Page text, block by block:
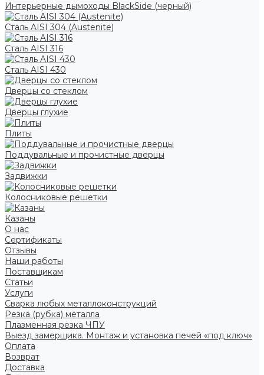
Интерьерные дымоходы BlackSide (черный)
Сталь AISI 304 (Austenite)
Сталь AISI 316
Сталь AISI 430
Дверцы со стеклом
Дверцы глухие
Плиты
Поддувальные и прочистные дверцы
Задвижки
Колосниковые решетки
Казаны
О нас
Сертификаты
Отзывы
Наши работы
Поставщикам
Статьи
Услуги
Сварка любых металлоконструкций
Резка (рубка) металла
Плазменная резка ЧПУ
Выезд замерщика. Монтаж и установка печей «под ключ»
Оплата
Возврат
Доставка